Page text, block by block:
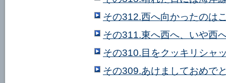
その312.西へ向かったのは
その311.東へ西へ、いや西
その310.目をクッキリシャ
その309.あけましておめで